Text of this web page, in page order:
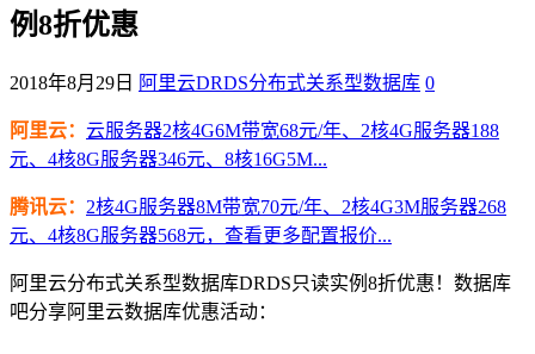
例8折优惠
2018年8月29日 阿里云DRDS分布式关系型数据库 0
阿里云： 云服务器2核4G6M带宽68元/年、2核4G服务器188
元、4核8G服务器346元、8核16G5M...
腾讯云： 2核4G服务器8M带宽70元/年、2核4G3M服务器268
元、4核8G服务器568元，查看更多配置报价...
阿里云分布式关系型数据库DRDS只读实例8折优惠！数据库
吧分享阿里云数据库优惠活动：